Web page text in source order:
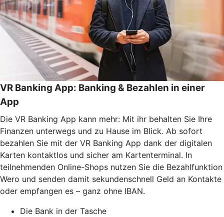
VR Banking App: Banking & Bezahlen in einer
App
Die VR Banking App kann mehr: Mit ihr behalten Sie Ihre
Finanzen unterwegs und zu Hause im Blick. Ab sofort
bezahlen Sie mit der VR Banking App dank der digitalen
Karten kontaktlos und sicher am Kartenterminal. In
teilnehmenden Online-Shops nutzen Sie die Bezahlfunktion
Wero und senden damit sekundenschnell Geld an Kontakte
oder empfangen es – ganz ohne IBAN.
Die Bank in der Tasche